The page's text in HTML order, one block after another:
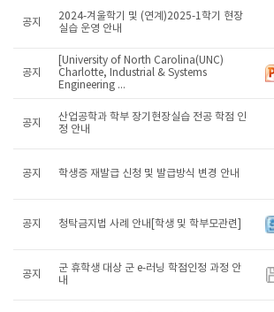
공지
2024-겨울학기 및 (연계)2025-1학기 현장
실습 운영 안내
공지
[University of North Carolina(UNC)
Charlotte, Industrial & Systems
Engineering ...
공지
산업공학과 학부 장기현장실습 전공 학점 인
정 안내
공지 학생증 재발급 신청 및 발급방식 변경 안내
공지 청탁금지법 사례 안내[학생 및 학부모관련]
공지
군 휴학생 대상 군 e-러닝 학점인정 과정 안
내